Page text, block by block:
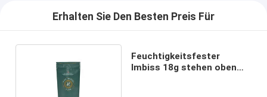
Erhalten Sie Den Besten Preis Für
Feuchtigkeitsfester
Imbiss 18g stehen oben